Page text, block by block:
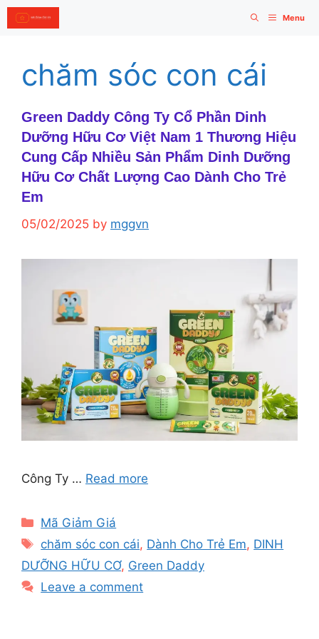
Skip
to
Menu
chăm sóc con cái
Green Daddy Công Ty Cổ Phần Dinh
Dưỡng Hữu Cơ Việt Nam 1 Thương Hiệu
Cung Cấp Nhiều Sản Phẩm Dinh Dưỡng
Hữu Cơ Chất Lượng Cao Dành Cho Trẻ
Em
05/02/2025 by mggvn
Công Ty … Read more
Categories
Mã Giảm Giá
Tags
chăm sóc con cái, Dành Cho Trẻ Em, DINH
DƯỠNG HỮU CƠ, Green Daddy
Leave a comment